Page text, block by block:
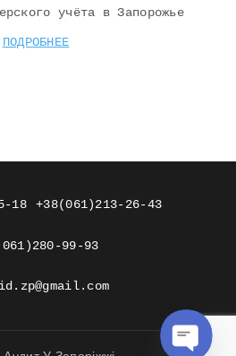
учёта в Запорожье
ПОДРОБНЕЕ
18 +38(061)213-26-43
99-93